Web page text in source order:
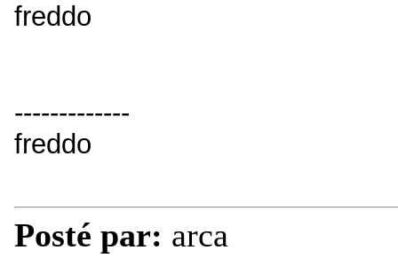
freddo
-------------
freddo
Posté par: arca